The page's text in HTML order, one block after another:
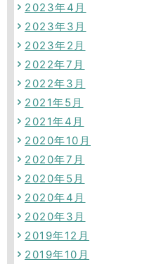
2023年4月
2023年3月
2023年2月
2022年7月
2022年3月
2021年5月
2021年4月
2020年10月
2020年7月
2020年5月
2020年4月
2020年3月
2019年12月
2019年10月